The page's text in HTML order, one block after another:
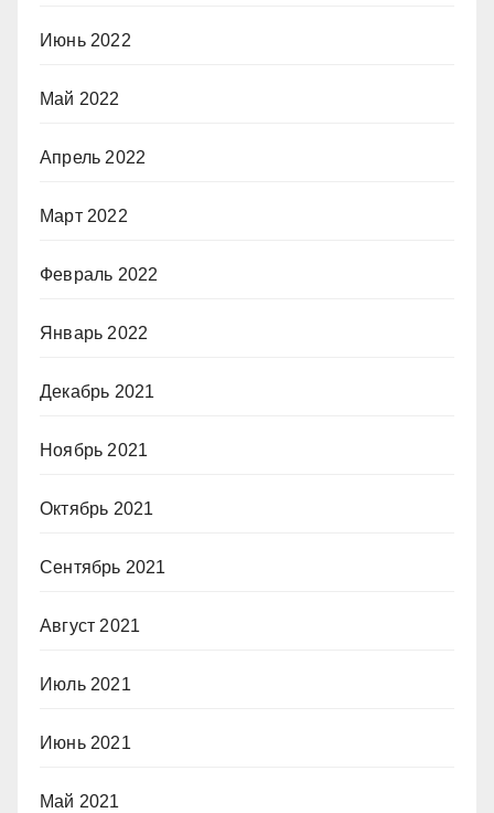
Июнь 2022
Май 2022
Апрель 2022
Март 2022
Февраль 2022
Январь 2022
Декабрь 2021
Ноябрь 2021
Октябрь 2021
Сентябрь 2021
Август 2021
Июль 2021
Июнь 2021
Май 2021